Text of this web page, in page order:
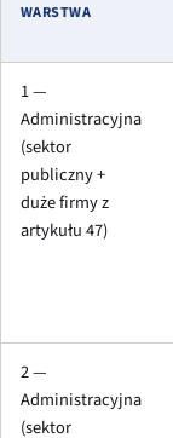
WARSTWA
1 —
Administracyjna
(sektor
publiczny +
duże firmy z
artykułu 47)
2 —
Administracyjna
(sektor